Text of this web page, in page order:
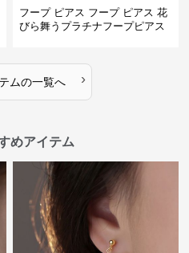
フープ ピアス フープ ピアス 花
びら舞うプラチナフープピアス
ムの一覧へ ›
めアイテム